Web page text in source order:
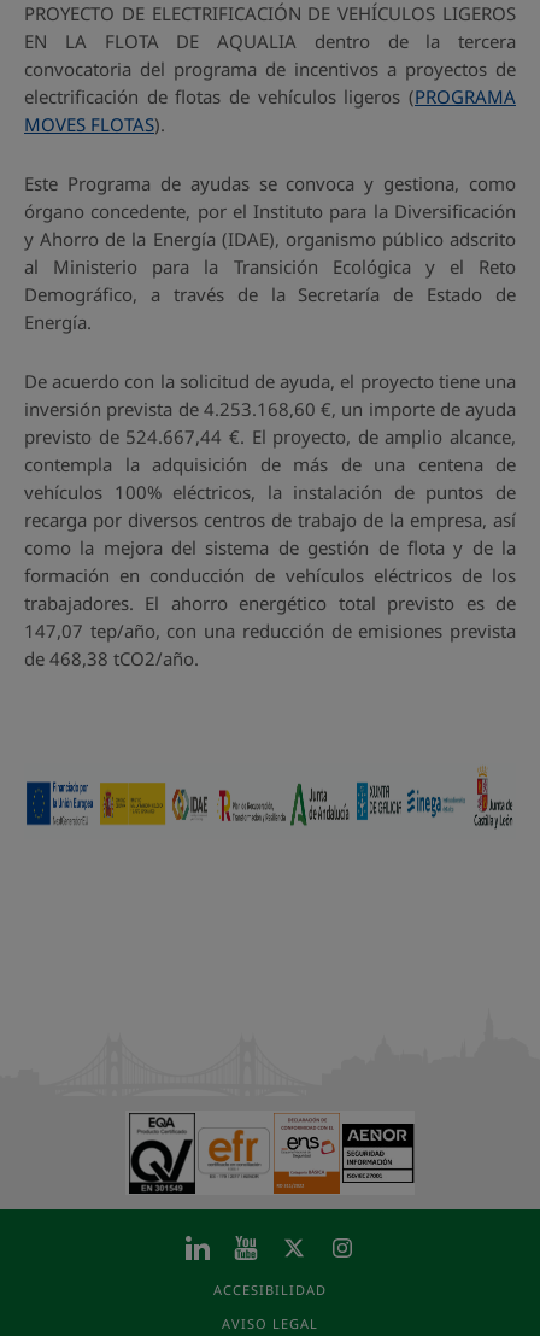
PROYECTO DE ELECTRIFICACIÓN DE VEHÍCULOS LIGEROS
EN LA FLOTA DE AQUALIA dentro de la tercera
convocatoria del programa de incentivos a proyectos de
electrificación de flotas de vehículos ligeros (PROGRAMA
MOVES FLOTAS).
Este Programa de ayudas se convoca y gestiona, como
órgano concedente, por el Instituto para la Diversificación
y Ahorro de la Energía (IDAE), organismo público adscrito
al Ministerio para la Transición Ecológica y el Reto
Demográfico, a través de la Secretaría de Estado de
Energía.
De acuerdo con la solicitud de ayuda, el proyecto tiene una
inversión prevista de 4.253.168,60 €, un importe de ayuda
previsto de 524.667,44 €. El proyecto, de amplio alcance,
contempla la adquisición de más de una centena de
vehículos 100% eléctricos, la instalación de puntos de
recarga por diversos centros de trabajo de la empresa, así
como la mejora del sistema de gestión de flota y de la
formación en conducción de vehículos eléctricos de los
trabajadores. El ahorro energético total previsto es de
147,07 tep/año, con una reducción de emisiones prevista
de 468,38 tCO2/año.
ACCESIBILIDAD
AVISO LEGAL